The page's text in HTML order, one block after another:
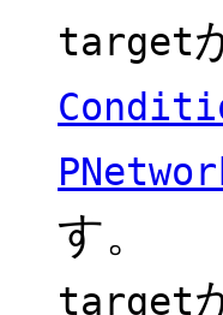
target
す。
target